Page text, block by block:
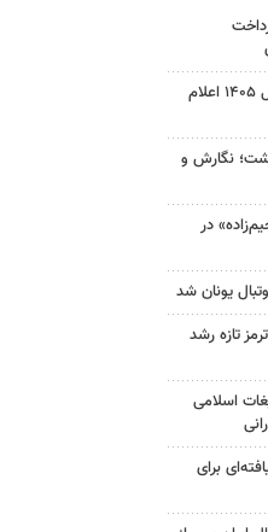
نتیجه آزمون ورودی سمپاد سال ۱۴۰۵ اعلام
نگارش و
در
یونان شد
تازه رشد
اسلامی
برای